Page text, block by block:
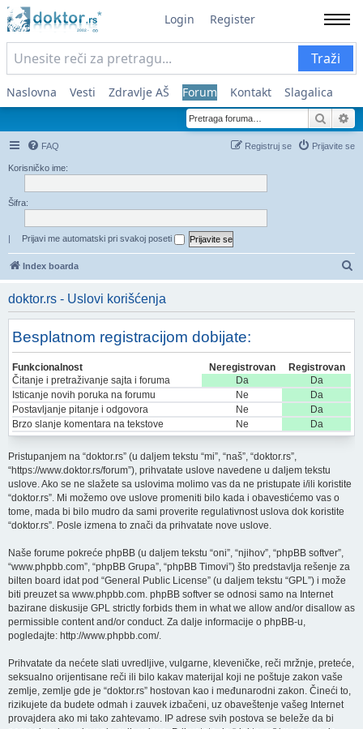
Login Register
Traži
Naslovna Vesti Zdravlje AŠ Forum Kontakt Slagalica
FAQ Prijavite se
Registruj se
Korisničko ime:
Šifra:
| Prijavi me automatski pri svakoj poseti
Index boarda
doktor.rs - Uslovi korišćenja
Besplatnom registracijom dobijate:
Funkcionalnost Neregistrovan
Registrovan
Čitanje i pretraživanje sajta i foruma
Da
Da
Isticanje novih poruka na forumu
Ne
Da
Postavljanje pitanje i odgovora
Ne
Da
Brzo slanje komentara na tekstove
Ne Da
Pristupanjem na “doktor.rs” (u daljem tekstu “mi”, “naš”, “doktor.rs”,
“https://www.doktor.rs/forum”), prihvatate uslove navedene u daljem tekstu
uslove. Ako se ne slažete sa uslovima molimo vas da ne pristupate i/ili koristite
“doktor.rs”. Mi možemo ove uslove promeniti bilo kada i obavestićemo vas o
tome, mada bi bilo mudro da sami proverite regulativnost uslova dok koristite
“doktor.rs”. Posle izmena to znači da prihvatate nove uslove.
Naše forume pokreće phpBB (u daljem tekstu “oni”, “njihov”, “phpBB softver”,
“www.phpbb.com”, “phpBB Grupa”, “phpBB Timovi”) što predstavlja rešenje za
bilten board idat pod “General Public License” (u daljem tekstu “GPL”) i može
biti preuzet sa www.phpbb.com . phpBB softver se odnosi samo na Internet
bazirane diskusije GPL strictly forbids them in what we allow and/or disallow as
permissible content and/or conduct. Za dalje informacije o phpBB-u,
pogledajte: http://www.phpbb.com/.
Prihvatate da nećete slati uvredljive, vulgarne, kleveničke, reči mržnje, preteće,
seksualno orijentisane reči ili bilo kakav materijal koji ne poštuje zakon vaše
zemlje, zemlje gde je “doktor.rs” hostovan kao i međunarodni zakon. Čineći to,
rizikujete da budete odmah i zauvek izbačeni, uz obaveštenje vašeg Internet
provajdera ako mi tako zahtevamo. IP adrese svih postova se beleže da bi